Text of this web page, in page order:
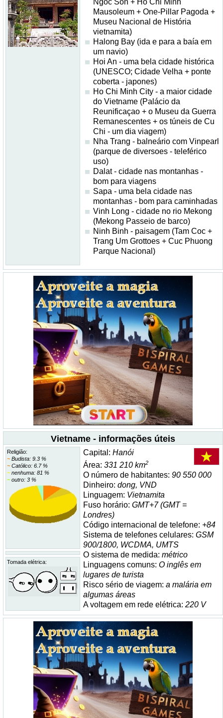
Ngoc Son + Ho Chi Minh
Mausoleum + One-Pillar Pagoda +
Museu Nacional de História
vietnamita)
Halong Bay (ida e para a baía em
um navio)
Hoi An - uma bela cidade histórica
(UNESCO; Cidade Velha + ponte
coberta - japones)
Ho Chi Minh City - a maior cidade
do Vietname (Palácio da
Reunificaçao + o Museu da Guerra
Remanescentes + os túneis de Cu
Chi - um dia viagem)
Nha Trang - balneário com Vinpearl
(parque de diversoes - teleférico
uso)
Dalat - cidade nas montanhas -
bom para viagens
Sapa - uma bela cidade nas
montanhas - bom para caminhadas
Vinh Long - cidade no rio Mekong
(Mekong Passeio de barco)
Ninh Binh - paisagem (Tam Coc +
Trang Um Grottoes + Cuc Phuong
Parque Nacional)
Vietname - informações úteis
Religião:
~Budista: 9.3 %
~Católico: 6.7 %
~nenhuma: 81 %
~outro: 3 %
Capital: Hanói
Área: 331 210 km2
O número de habitantes: 90 550 000
Dinheiro: dong, VND
Linguagem: Vietnamita
Fuso horário: GMT+7 (GMT =
Londres)
Código internacional de telefone: +84
Sistema de telefones celulares: GSM
900/1800, WCDMA, UMTS
O sistema de medida: métrico
Linguagens comuns: O inglês em
lugares de turista
Risco sério de viagem: a malária em
algumas áreas
A voltagem em rede elétrica: 220 V
Tomada elétrica: